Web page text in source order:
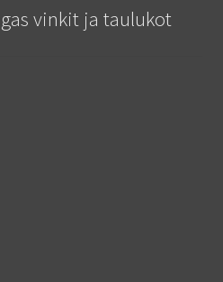
vinkit ja taulukot